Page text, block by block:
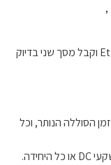
התחבר באמצעות Bluetooth או כבל Ethernet וקבל מסך שני בדיוק
הסוללה הנותר, וכל